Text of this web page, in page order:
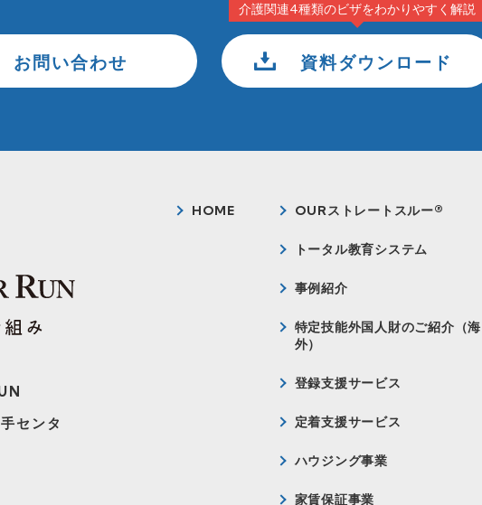
お問い合わせ
介護関連4種類のビザをわかりやすく解説
資料ダウンロード
センタ
HOME OURストレートスルー®
トータル教育システム
事例紹介
特定技能外国人財のご紹介（海
外）
登録支援サービス
定着支援サービス
ハウジング事業
家賃保証事業